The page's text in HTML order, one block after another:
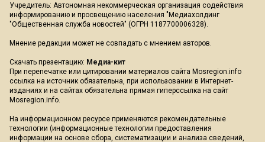
Учредитель: Автономная некоммерческая организация содействия
информированию и просвещению населения "Медиахолдинг
"Общественная служба новостей" (ОГРН 1187700006328).
Мнение редакции может не совпадать с мнением авторов.
Скачать презентацию: Медиа-кит
При перепечатке или цитировании материалов сайта Mosregion.info
ссылка на источник обязательна, при использовании в Интернет-
изданиях и на сайтах обязательна прямая гиперссылка на сайт
Mosregion.info.
На информационном ресурсе применяются рекомендательные
технологии (информационные технологии предоставления
информации на основе сбора, систематизации и анализа сведений,